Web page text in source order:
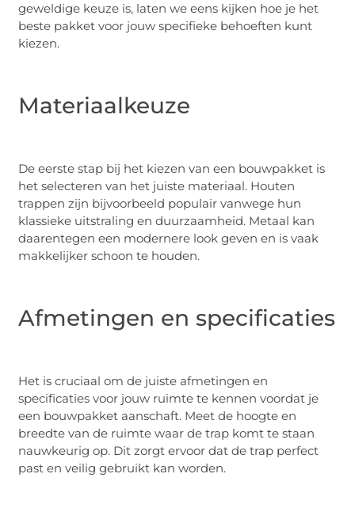
geweldige keuze is, laten we eens kijken hoe je het
beste pakket voor jouw specifieke behoeften kunt
kiezen.
Materiaalkeuze
De eerste stap bij het kiezen van een bouwpakket is
het selecteren van het juiste materiaal. Houten
trappen zijn bijvoorbeeld populair vanwege hun
klassieke uitstraling en duurzaamheid. Metaal kan
daarentegen een modernere look geven en is vaak
makkelijker schoon te houden.
Afmetingen en specificaties
Het is cruciaal om de juiste afmetingen en
specificaties voor jouw ruimte te kennen voordat je
een bouwpakket aanschaft. Meet de hoogte en
breedte van de ruimte waar de trap komt te staan
nauwkeurig op. Dit zorgt ervoor dat de trap perfect
past en veilig gebruikt kan worden.